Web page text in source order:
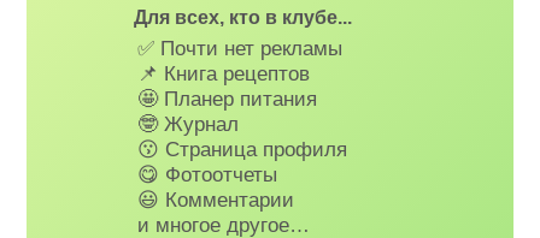
Для всех, кто в клубе...
✅ Почти нет рекламы
📌 Книга рецептов
🤩 Планер питания
🤓 Журнал
😗 Страница профиля
😋 Фотоотчеты
😃 Комментарии
и многое другое…